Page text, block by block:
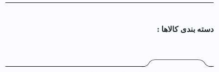
دسته بندی کالا‌ها :